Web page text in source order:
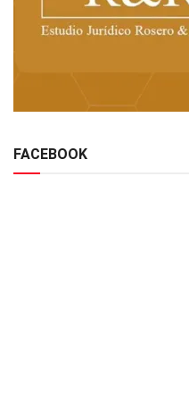
FACEBOOK